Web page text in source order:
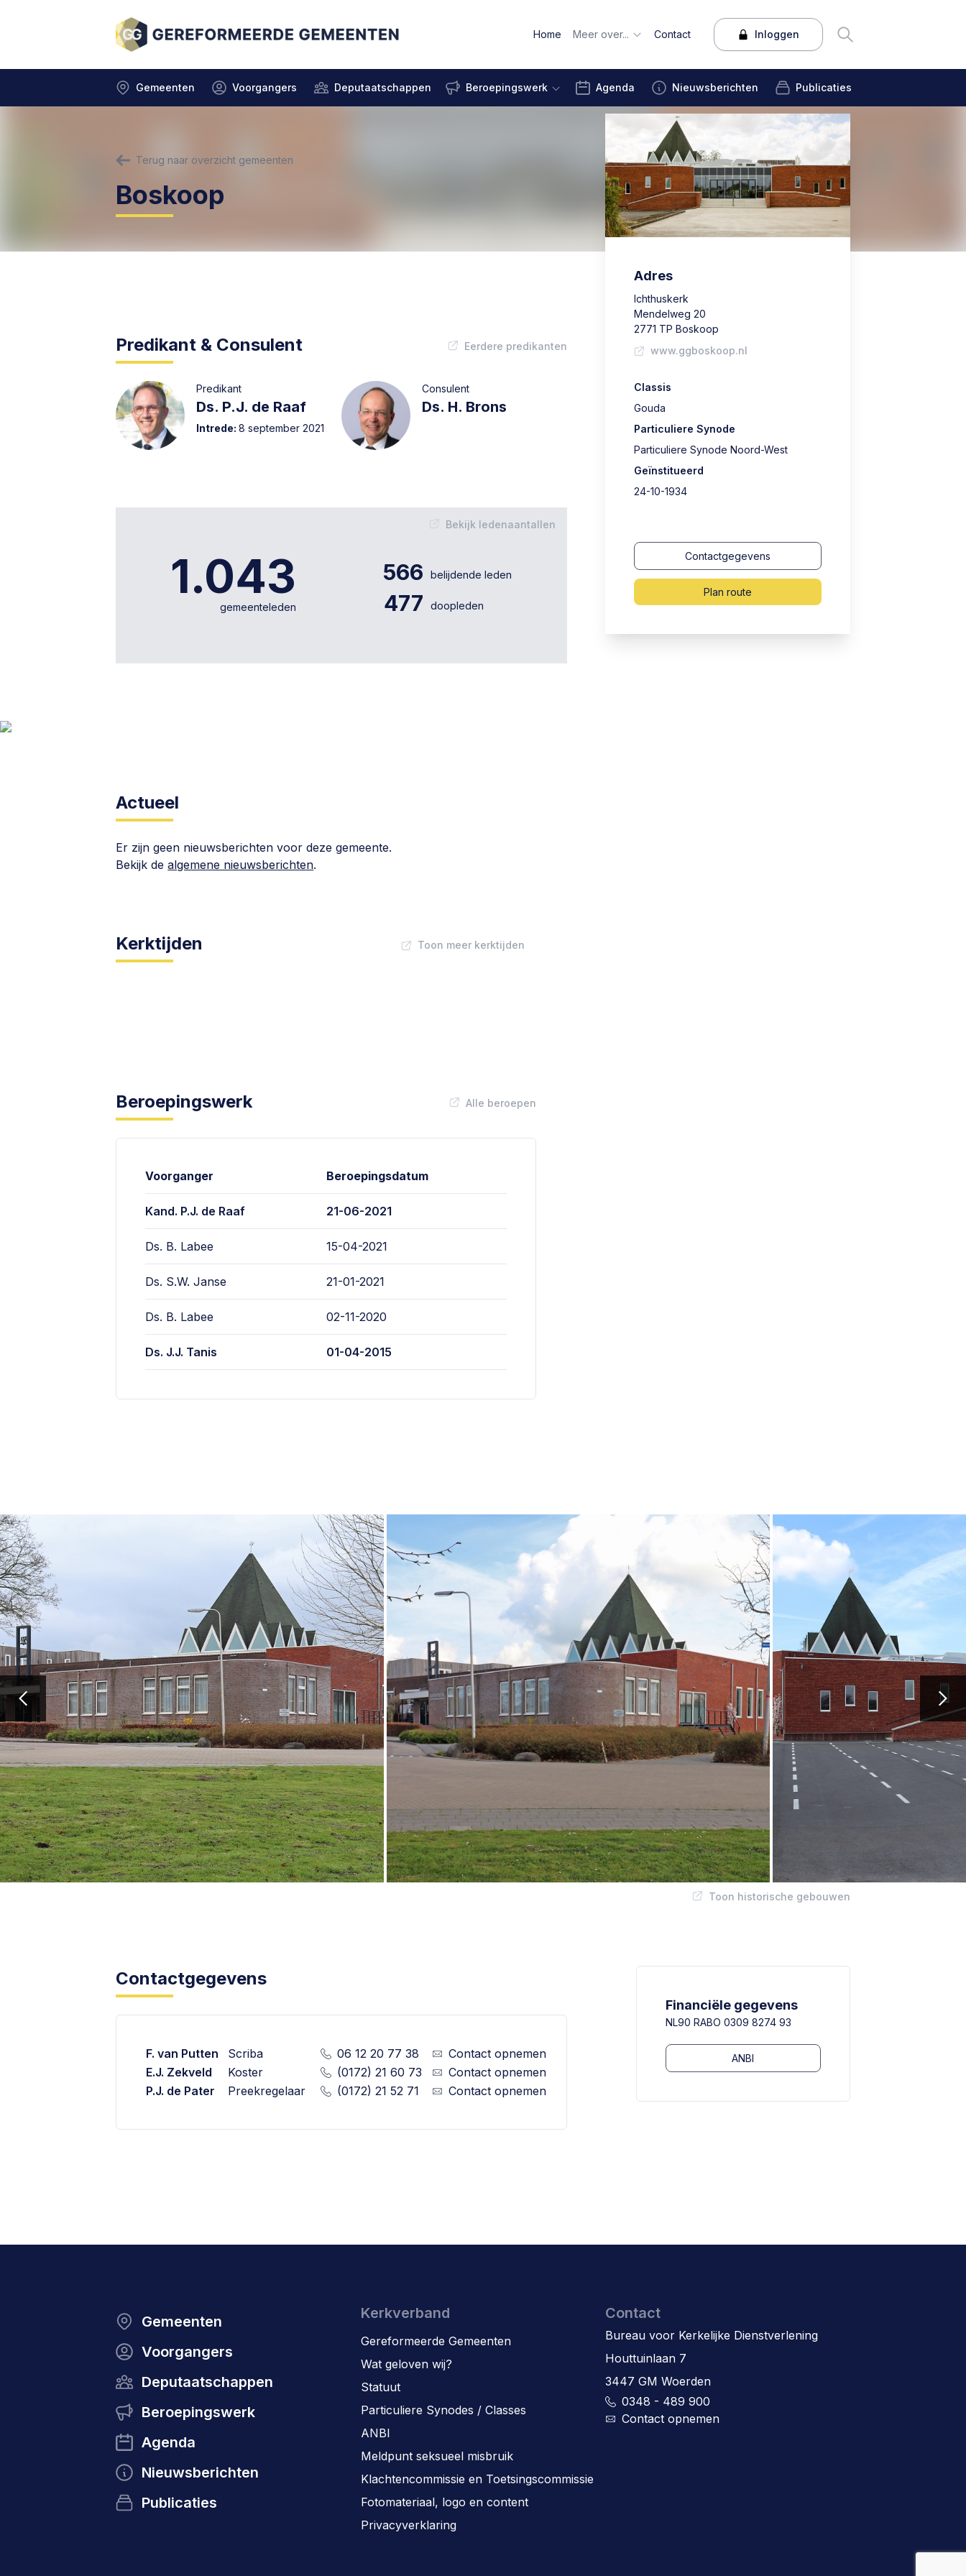
Home Meer over... Contact Inloggen
Gemeenten Voorgangers Deputaatschappen Beroepingswerk Agenda Nieuwsberichten Publicaties
Terug naar overzicht gemeenten
Boskoop
Adres
Ichthuskerk
Mendelweg 20
2771 TP Boskoop
www.ggboskoop.nl
Classis
Gouda
Particuliere Synode
Particuliere Synode Noord-West
Geïnstitueerd
24-10-1934
Contactgegevens
Plan route
Predikant & Consulent Eerdere predikanten
Predikant
Ds. P.J. de Raaf
Intrede:8 september 2021
Consulent
Ds. H. Brons
Bekijk ledenaantallen
1.043
gemeenteleden
566 belijdende leden
477 doopleden
Actueel
Er zijn geen nieuwsberichten voor deze gemeente.
Bekijk dealgemene nieuwsberichten.
Kerktijden Toon meer kerktijden
Beroepingswerk Alle beroepen
Voorganger Beroepingsdatum
Kand. P.J. de Raaf 21-06-2021
Ds. B. Labee 15-04-2021
Ds. S.W. Janse 21-01-2021
Ds. B. Labee 02-11-2020
Ds. J.J. Tanis 01-04-2015
Toon historische gebouwen
Contactgegevens
F. van Putten Scriba 06 12 20 77 38
Contact opnemen
E.J. Zekveld
Koster (0172) 21 60 73
Contact opnemen
P.J. de Pater
Preekregelaar (0172) 21 52 71 Contact opnemen
Financiële gegevens
NL90 RABO 0309 8274 93
ANBI
Gemeenten
Voorgangers
Deputaatschappen
Beroepingswerk
Agenda
Nieuwsberichten
Publicaties
Kerkverband
Gereformeerde Gemeenten
Wat geloven wij?
Statuut
Particuliere Synodes / Classes
ANBI
Meldpunt seksueel misbruik
Klachtencommissie en Toetsingscommissie
Fotomateriaal, logo en content
Privacyverklaring
Contact
Bureau voor Kerkelijke Dienstverlening
Houttuinlaan 7
3447 GM Woerden
0348 - 489 900
Contact opnemen